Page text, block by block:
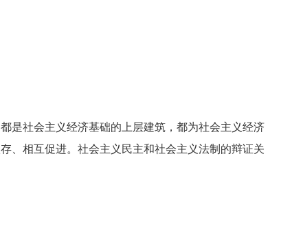
社会主义经济基础的上层建筑，都为社会主义经济
、相互促进。社会主义民主和社会主义法制的辩证关